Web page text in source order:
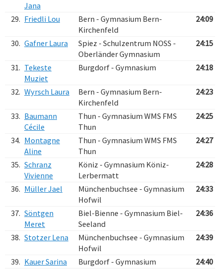
Jana
29. Friedli Lou
Bern - Gymnasium Bern-
Kirchenfeld
24:09
30. Gafner Laura
Spiez - Schulzentrum NOSS -
Oberländer Gymnasium
24:15
31. Tekeste
Muziet
Burgdorf - Gymnasium 24:18
32. Wyrsch Laura
Bern - Gymnasium Bern-
Kirchenfeld
24:23
33. Baumann
Cécile
Thun - Gymnasium WMS FMS
Thun
24:25
34. Montagne
Aline
Thun - Gymnasium WMS FMS
Thun
24:27
35. Schranz
Vivienne
Köniz - Gymnasium Köniz-
Lerbermatt
24:28
36. Müller Jael
Münchenbuchsee - Gymnasium
Hofwil
24:33
37. Söntgen
Meret
Biel-Bienne - Gymnasium Biel-
Seeland
24:36
38. Stotzer Lena
Münchenbuchsee - Gymnasium
Hofwil
24:39
39. Kauer Sarina Burgdorf - Gymnasium 24:40